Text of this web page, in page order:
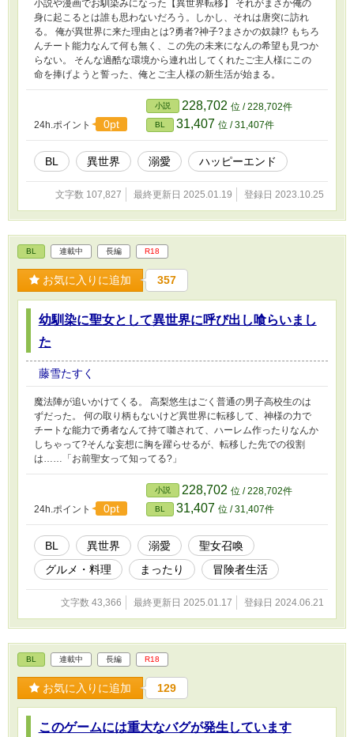
小説や漫画でお馴染みになった【異世界転移】 それがまさか俺の
身に起こるとは誰も思わないだろう。しかし、それは唐突に訪れ
る。 俺が異世界に来た理由とは?勇者?神子?まさかの奴隷!? もちろ
んチート能力なんて何も無く、この先の未来になんの希望も見つか
らない。 そんな過酷な環境から連れ出してくれたご主人様にこの
命を捧げようと誓った、俺とご主人様の新生活が始まる。
24h.ポイント 0pt
小説 228,702 位 / 228,702件
BL 31,407 位 / 31,407件
BL 異世界 溺愛 ハッピーエンド
文字数 107,827 最終更新日 2025.01.19 登録日 2023.10.25
BL 連載中 長編 R18
お気に入りに追加 357
幼馴染に聖女として異世界に呼び出し喰らいまし
た
藤雪たすく
魔法陣が追いかけてくる。 高梨悠生はごく普通の男子高校生のは
ずだった。 何の取り柄もないけど異世界に転移して、神様の力で
チートな能力で勇者なんて持て囃されて、ハーレム作ったりなんか
しちゃって?そんな妄想に胸を躍らせるが、転移した先での役割
は……「お前聖女って知ってる?」
24h.ポイント 0pt
小説 228,702 位 / 228,702件
BL 31,407 位 / 31,407件
BL 異世界 溺愛
聖女召喚
グルメ・料理
まったり 冒険者生活
文字数 43,366 最終更新日 2025.01.17 登録日 2024.06.21
BL 連載中 長編 R18
お気に入りに追加 129
このゲームには重大なバグが発生しています